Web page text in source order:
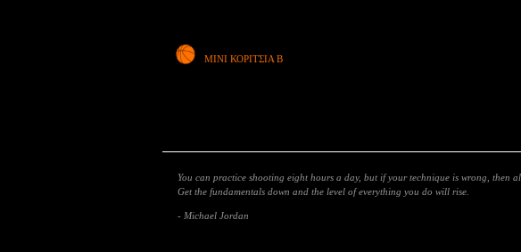
ΜΙΝΙ ΚΟΡΙΤΣΙΑ Β
You can practice shooting eight hours a day, but if your technique is wrong, then
Get the fundamentals down and the level of everything you do will rise.
- Michael Jordan